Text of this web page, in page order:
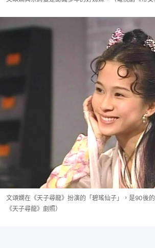
文頌嫻在《天子尋龍》扮演的「碧瑤仙子」，是90後
《天子尋龍》劇照）